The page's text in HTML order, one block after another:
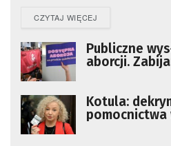
CZYTAJ WIĘCEJ
Publiczne
aborcji.
Kotula:
pomocnictwa